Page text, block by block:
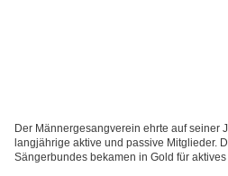
Der Männergesangverein ehrte auf seiner
langjährige aktive und passive Mitglieder.
Sängerbundes bekamen in Gold für